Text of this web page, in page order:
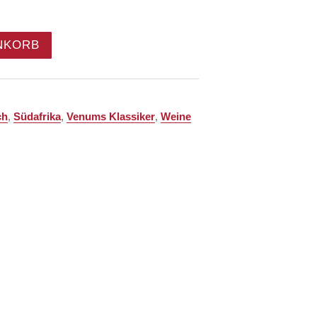
, Südafrika, Venums Klassiker, Weine